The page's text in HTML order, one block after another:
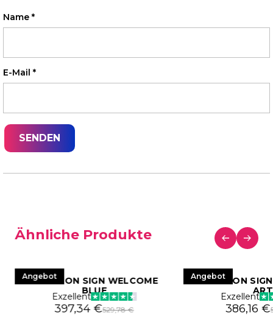
Name *
E-Mail *
Ähnliche Produkte
529,78 €
Angebot
LED NEON SIGN WELCOME
BLUE
Exzellent
529,78€
Ursprünglicher Preis war: 529,78 €
397,34 €
Aktueller Preis ist: 397,34 €.
Angebot
LED NEON
ART
Exzellent
386,16€